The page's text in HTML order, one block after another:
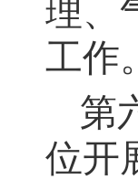
理、
工作。
第
位开